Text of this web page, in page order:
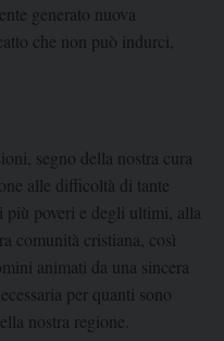
generato nuova
che non può indurci,
segno della nostra cura
alle difficoltà di tante
più poveri e degli ultimi, alla
comunità cristiana, così
animati da una sincera
per quanti sono
nostra regione.